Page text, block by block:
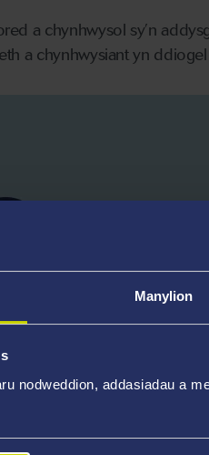
Manylion
nodweddion, addasiadau a
a chynhwysol sy’n
a chynhwysiant yn